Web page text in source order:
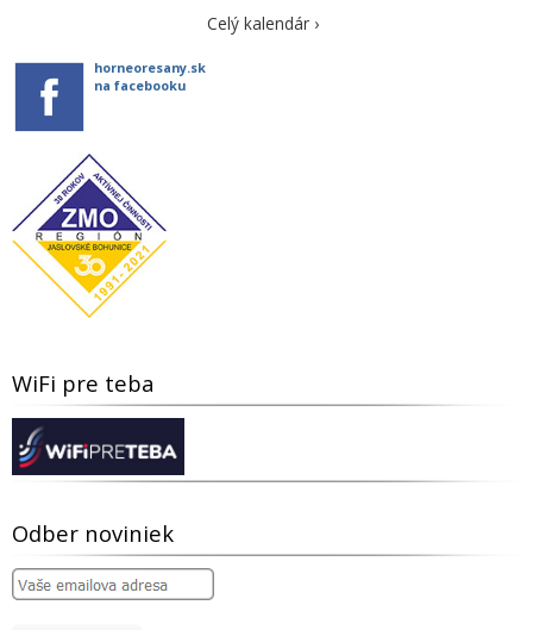
Celý kalendár ›
horneoresany.sk
na facebooku
WiFi pre teba
Odber noviniek